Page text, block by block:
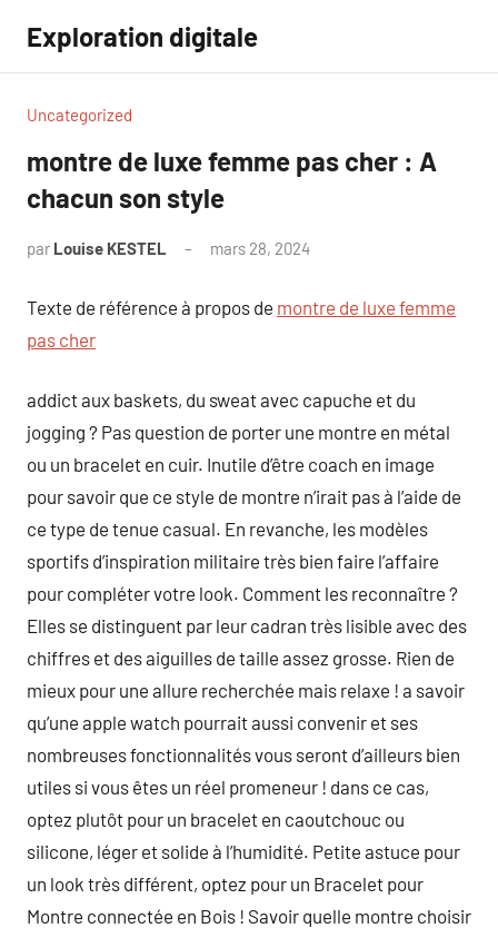
contenu
Exploration digitale
Uncategorized
montre de luxe femme pas cher : A
chacun son style
par Louise KESTEL mars 28, 2024
Texte de référence à propos de montre de luxe femme
pas cher
addict aux baskets, du sweat avec capuche et du
jogging ? Pas question de porter une montre en métal
ou un bracelet en cuir. Inutile d’être coach en image
pour savoir que ce style de montre n’irait pas à l’aide de
ce type de tenue casual. En revanche, les modèles
sportifs d’inspiration militaire très bien faire l’affaire
pour compléter votre look. Comment les reconnaître ?
Elles se distinguent par leur cadran très lisible avec des
chiffres et des aiguilles de taille assez grosse. Rien de
mieux pour une allure recherchée mais relaxe ! a savoir
qu’une apple watch pourrait aussi convenir et ses
nombreuses fonctionnalités vous seront d’ailleurs bien
utiles si vous êtes un réel promeneur ! dans ce cas,
optez plutôt pour un bracelet en caoutchouc ou
silicone, léger et solide à l’humidité. Petite astuce pour
un look très différent, optez pour un Bracelet pour
Montre connectée en Bois ! Savoir quelle montre choisir